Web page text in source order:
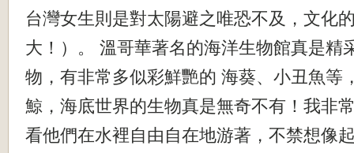
台灣女生則是對太陽避之唯恐不及，文化
大！）。 溫哥華著名的海洋生物館真是精
物，有非常多似彩鮮艷的 海葵、小丑魚等
鯨，海底世界的生物真是無奇不有！我非
看他們在水裡自由自在地游著，不禁想像